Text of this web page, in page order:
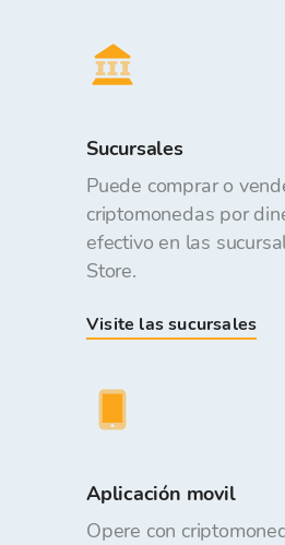
Sucursales
Puede comprar o
criptomonedas por
efectivo en las
Store.
Visite las sucursales
Aplicación movil
Opere con